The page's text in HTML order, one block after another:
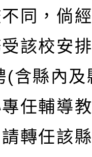
同，倘
該校安
縣內及
任輔導
轉任該